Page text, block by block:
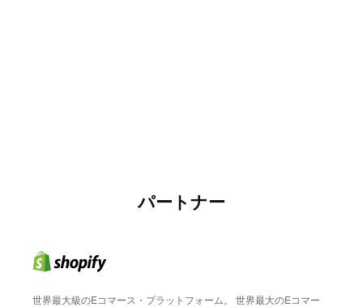
パートナー
世界最大級のEコマース・プラットフォーム。 世界最大のEコマー